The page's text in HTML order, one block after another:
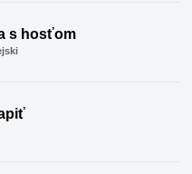
s hosťom